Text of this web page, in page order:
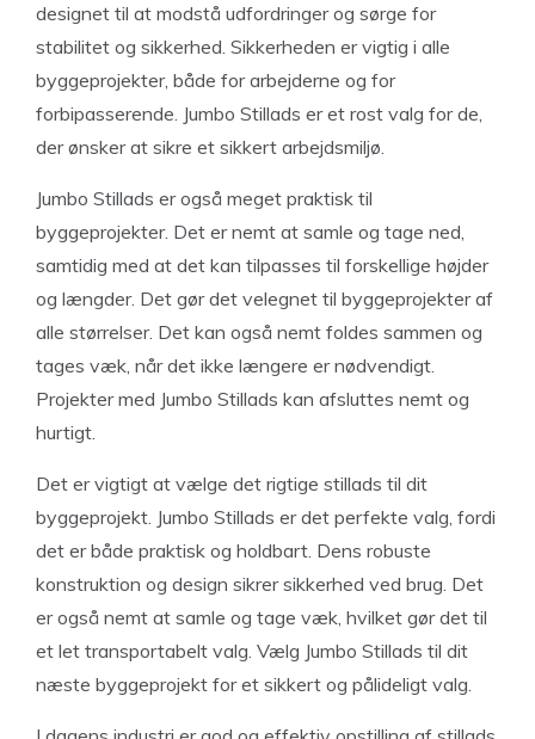
designet til at modstå udfordringer og sørge for
stabilitet og sikkerhed. Sikkerheden er vigtig i alle
byggeprojekter, både for arbejderne og for
forbipasserende. Jumbo Stillads er et rost valg for de,
der ønsker at sikre et sikkert arbejdsmiljø.
Jumbo Stillads er også meget praktisk til
byggeprojekter. Det er nemt at samle og tage ned,
samtidig med at det kan tilpasses til forskellige højder
og længder. Det gør det velegnet til byggeprojekter af
alle størrelser. Det kan også nemt foldes sammen og
tages væk, når det ikke længere er nødvendigt.
Projekter med Jumbo Stillads kan afsluttes nemt og
hurtigt.
Det er vigtigt at vælge det rigtige stillads til dit
byggeprojekt. Jumbo Stillads er det perfekte valg, fordi
det er både praktisk og holdbart. Dens robuste
konstruktion og design sikrer sikkerhed ved brug. Det
er også nemt at samle og tage væk, hvilket gør det til
et let transportabelt valg. Vælg Jumbo Stillads til dit
næste byggeprojekt for et sikkert og pålideligt valg.